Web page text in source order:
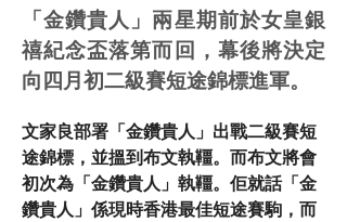
「金鑽貴人」兩星期前於女皇銀
禧紀念盃落第而回，幕後將決定
向四月初二級賽短途錦標進軍。
文家良部署「金鑽貴人」出戰二級賽短
途錦標，並搵到布文執韁。而布文將會
初次為「金鑽貴人」執韁。佢就話「金
鑽貴人」係現時香港最佳短途賽駒，而